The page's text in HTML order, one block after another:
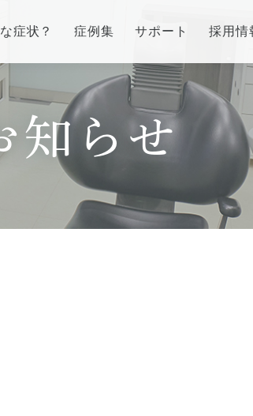
市ヶ谷オフィス
医院紹介
ント
歯列矯正/インビザラ
矯正治療とは？
インビザライン・システ
治療費
症状？ 症例集 サポート 採用情
知らせ